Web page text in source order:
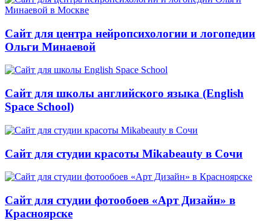
Сайт для центра нейропсихологии и логопедии
Ольги Минаевой
Сайт для школы английского языка (English
Space School)
Сайт для студии красоты Mikabeauty в Сочи
Сайт для студии фотообоев «Арт Дизайн» в
Красноярске